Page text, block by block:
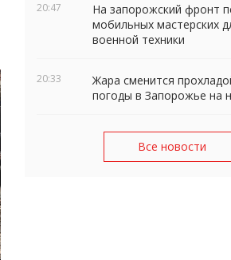
20:47
На запорожский фронт
мобильных мастерских
военной техники
20:33
Жара сменится
погоды в Запорожье на
Все новости